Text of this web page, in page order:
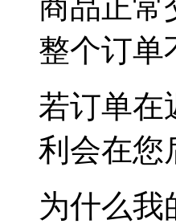
整个订单
若订单在
利会在您
为什么